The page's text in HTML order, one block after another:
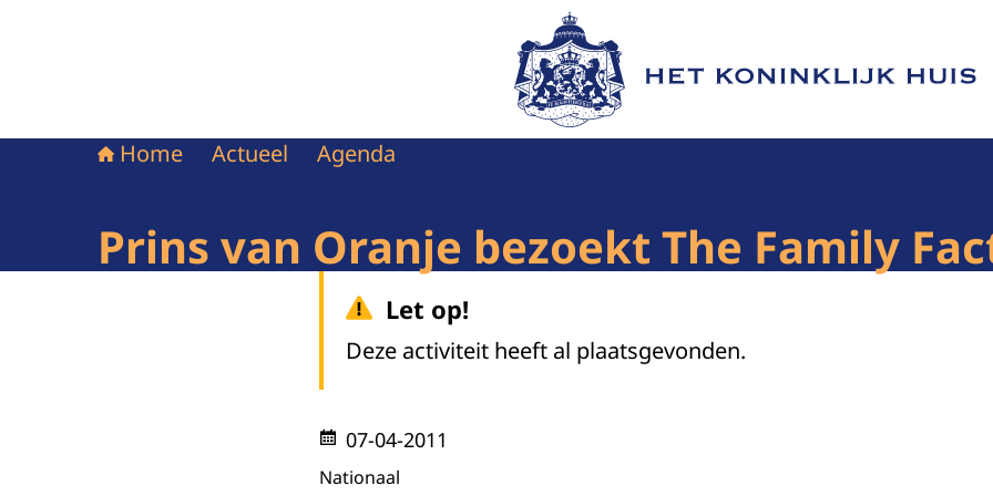
Naar de homepage van Het Koninklijk Huis
Home Actueel Agenda
Prins van Oranje bezoekt The Family
Let op!
Deze activiteit heeft al plaatsgevonden.
07-04-2011
Nationaal